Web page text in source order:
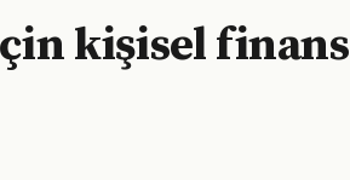
kişisel finans